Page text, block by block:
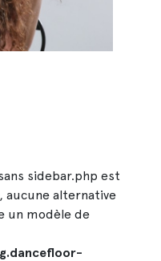
sidebar.php est
aucune alternative
un modèle de